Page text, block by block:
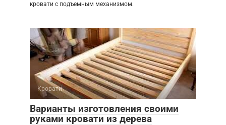
кровати с подъемным механизмом.
Кровати
Варианты изготовления своими
руками кровати из дерева